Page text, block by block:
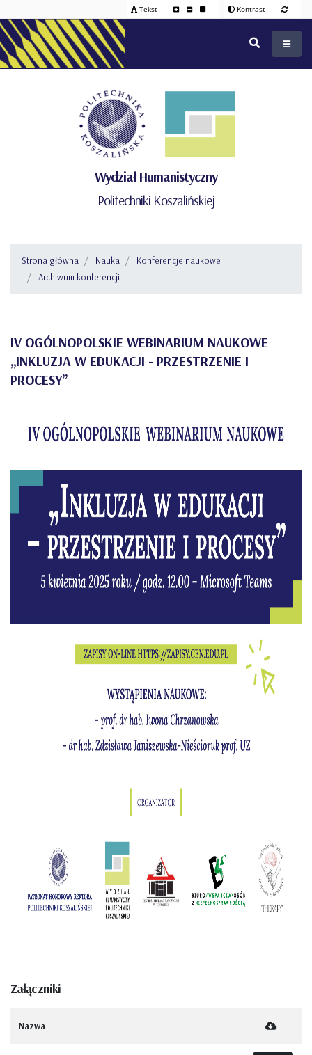
Tekst Kontrast
Wydział Humanistyczny
Politechniki Koszalińskiej
Strona główna Nauka
Konferencje naukowe
Archiwum konferencji
IV OGÓLNOPOLSKIE WEBINARIUM NAUKOWE
„INKLUZJA W EDUKACJI - PRZESTRZENIE I
PROCESY”
Załączniki
Nazwa